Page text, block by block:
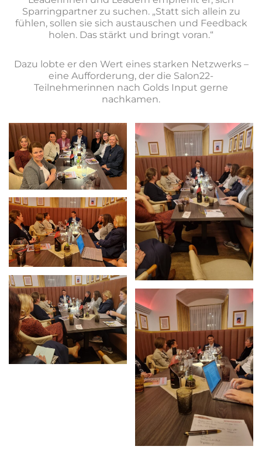
Sparringpartner zu suchen. „Statt sich allein zu
fühlen, sollen sie sich austauschen und Feedback
holen. Das stärkt und bringt voran.“
Dazu lobte er den Wert eines starken Netzwerks –
eine Aufforderung, der die Salon22-
Teilnehmerinnen nach Golds Input gerne
nachkamen.